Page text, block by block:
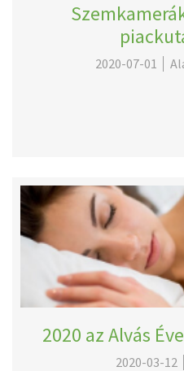
2020-07-01
2020 az Alvás
2020-03-12